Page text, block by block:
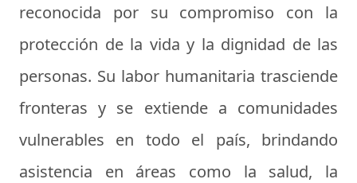
reconocida por su compromiso con la
protección de la vida y la dignidad de las
personas. Su labor humanitaria trasciende
fronteras y se extiende a comunidades
vulnerables en todo el país, brindando
asistencia en áreas como la salud, la